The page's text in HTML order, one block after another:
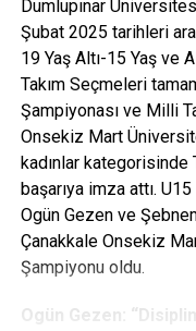
yeni bir programın
hakkında bilgiler verdi:
“Gençlerimizi Kariyer
Yaklaştırmayı
“Üniversite
bilgi, beceri, çalışma
amacında olan
eğitimin tüm
doldurmuş ve Türk
Dumlupınar
Şubat 2025 tarihleri
19 Yaş Altı-15 Yaş ve
Takım Seçmeleri
Şampiyonası ve Milli
Onsekiz Mart
kadınlar kategorisinde
başarıya imza attı.
Ogün Gezen ve
Çanakkale Onsekiz
Şampiyonu oldu.
Ogün Gezen: